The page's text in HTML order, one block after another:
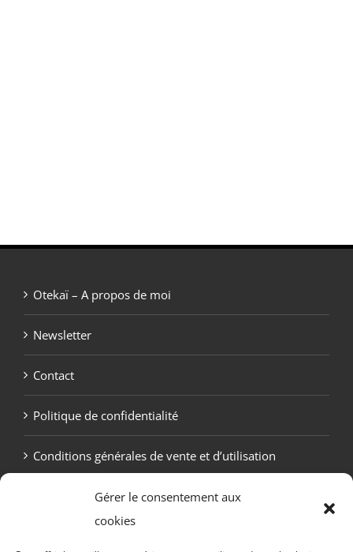
Gérer le consentement aux
cookies
Otekaï – A propos de moi
Newsletter
Contact
Politique de confidentialité
Conditions générales de vente et d’utilisation
Politique de cookies (UE)